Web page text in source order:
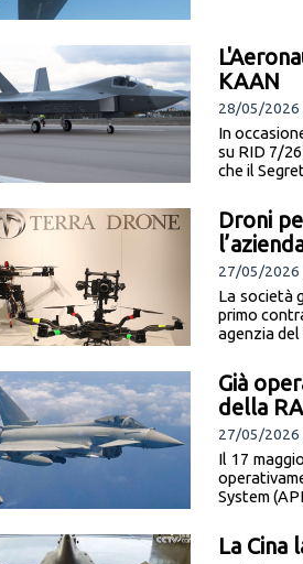
KAAN
28/05/2026 |
In
su RID 7/
che il
Droni
27/05/2026 |
La società
primo
agenzia
Già
della
27/05/2026 |
Il 17
System
La Cina